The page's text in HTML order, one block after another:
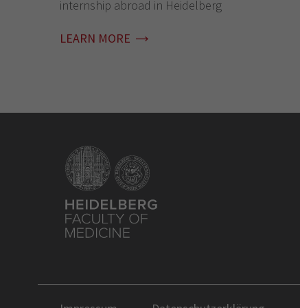
internship abroad in Heidelberg
LEARN MORE